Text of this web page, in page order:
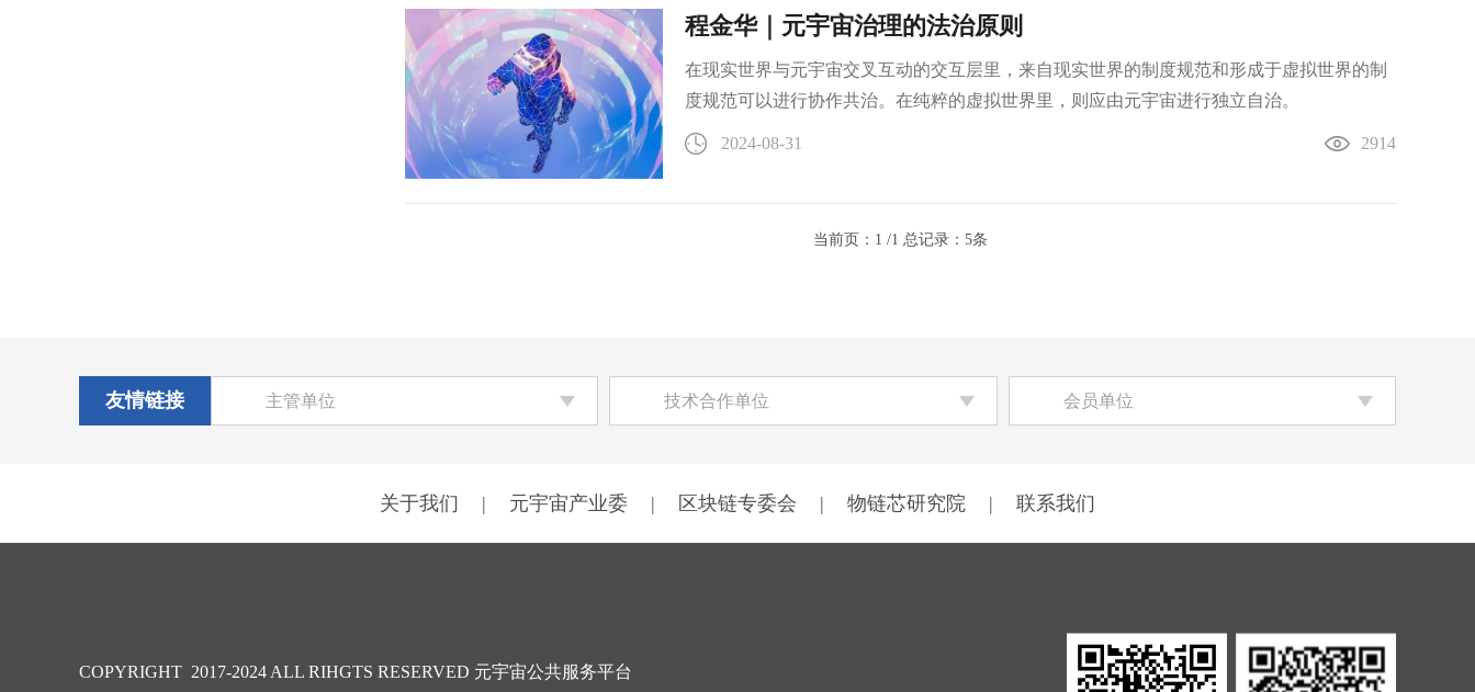
程金华｜元宇宙治理的法治原则
在现实世界与元宇宙交叉互动的交互层里，来自现实世界的制度规范和形成于虚拟世界的制
度规范可以进行协作共治。在纯粹的虚拟世界里，则应由元宇宙进行独立自治。
2914
2024-08-31
当前页：1 /1 总记录：5条
友情链接 主管单位 技术合作单位 会员单位
关于我们 | 元宇宙产业委 | 区块链专委会 | 物链芯研究院 | 联系我们
COPYRIGHT 2017-2024 ALL RIHGTS RESERVED 元宇宙公共服务平台